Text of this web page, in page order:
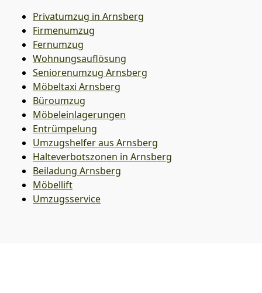
Privatumzug in Arnsberg
Firmenumzug
Fernumzug
Wohnungsauflösung
Seniorenumzug Arnsberg
Möbeltaxi Arnsberg
Büroumzug
Möbeleinlagerungen
Entrümpelung
Umzugshelfer aus Arnsberg
Halteverbotszonen in Arnsberg
Beiladung Arnsberg
Möbellift
Umzugsservice